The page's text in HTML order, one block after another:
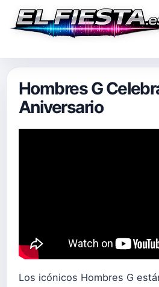
Hombres G
Aniversario
Los icónicos Hombres G